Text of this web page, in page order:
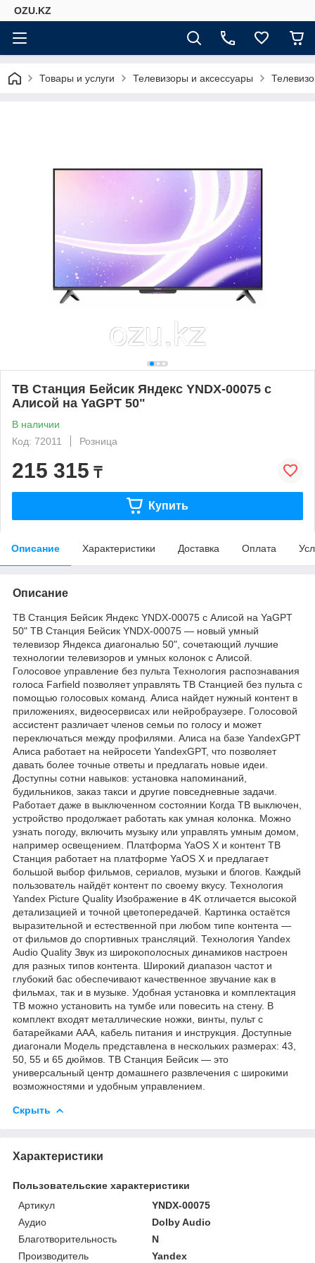
OZU.KZ
Товары и услуги Телевизоры и аксессуары
ТВ Станция Бейсик Яндекс YNDX-00075 с
Алисой на YaGPT 50"
В наличии
Код: 72011
Розница
215 315 ₸
Купить
Описание Характеристики Доставка Оплата
Описание
ТВ Станция Бейсик Яндекс YNDX-00075 с Алисой на YaGPT
50" ТВ Станция Бейсик YNDX-00075 — новый умный
телевизор Яндекса диагональю 50", сочетающий лучшие
технологии телевизоров и умных колонок с Алисой.
Голосовое управление без пульта Технология распознавания
голоса Farfield позволяет управлять ТВ Станцией без пульта с
помощью голосовых команд. Алиса найдет нужный контент в
приложениях, видеосервисах или нейробраузере. Голосовой
ассистент различает членов семьи по голосу и может
переключаться между профилями. Алиса на базе YandexGPT
Алиса работает на нейросети YandexGPT, что позволяет
давать более точные ответы и предлагать новые идеи.
Доступны сотни навыков: установка напоминаний,
будильников, заказ такси и другие повседневные задачи.
Работает даже в выключенном состоянии Когда ТВ выключен,
устройство продолжает работать как умная колонка. Можно
узнать погоду, включить музыку или управлять умным домом,
например освещением. Платформа YaOS X и контент ТВ
Станция работает на платформе YaOS X и предлагает
большой выбор фильмов, сериалов, музыки и блогов. Каждый
пользователь найдёт контент по своему вкусу. Технология
Yandex Picture Quality Изображение в 4K отличается высокой
детализацией и точной цветопередачей. Картинка остаётся
выразительной и естественной при любом типе контента —
от фильмов до спортивных трансляций. Технология Yandex
Audio Quality Звук из широкополосных динамиков настроен
для разных типов контента. Широкий диапазон частот и
глубокий бас обеспечивают качественное звучание как в
фильмах, так и в музыке. Удобная установка и комплектация
ТВ можно установить на тумбе или повесить на стену. В
комплект входят металлические ножки, винты, пульт с
батарейками AAA, кабель питания и инструкция. Доступные
диагонали Модель представлена в нескольких размерах: 43,
50, 55 и 65 дюймов. ТВ Станция Бейсик — это
универсальный центр домашнего развлечения с широкими
возможностями и удобным управлением.
Скрыть
Характеристики
Пользовательские характеристики
Артикул
YNDX-00075
Аудио
Dolby Audio
Благотворительность
N
Производитель
Yandex